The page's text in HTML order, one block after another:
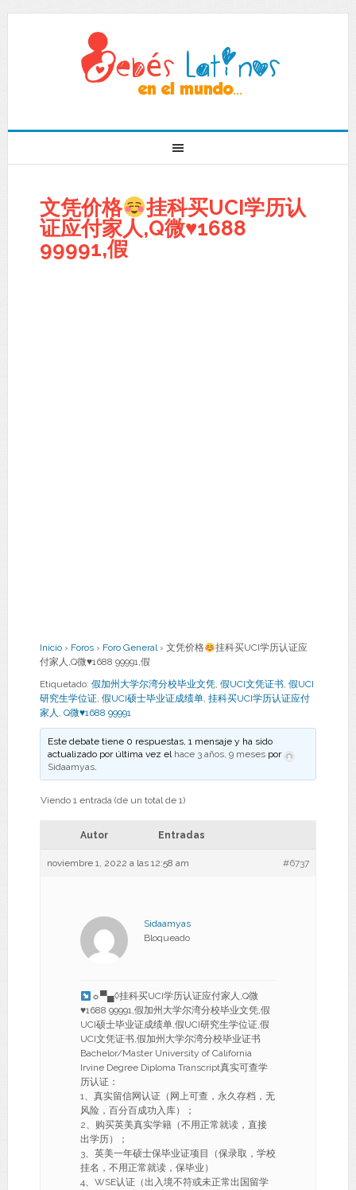
文凭价格
挂科买UCI学历认
证应付家人,Q微♥1688
99991,假
Inicio › Foros › Foro General › 文凭价格
挂科买UCI学历认证应
付家人,Q微♥1688 99991,假
Etiquetado: 假加州大学尔湾分校毕业文凭, 假UCI文凭证书, 假UCI
研究生学位证, 假UCI硕士毕业证成绩单, 挂科买UCI学历认证应付
家人 , Q微♥1688 99991
Este debate tiene 0 respuestas, 1 mensaje y ha sido
actualizado por última vez el hace 3 años, 9 meses por
Sidaamyas.
Viendo 1 entrada (de un total de 1)
Autor Entradas
noviembre 1, 2022 a las 12:58 am #6737
Sidaamyas
Bloqueado
☼▀▄◊挂科买UCI学历认证应付家人,Q微
♥1688 99991,假加州大学尔湾分校毕业文凭,假
UCI硕士毕业证成绩单,假UCI研究生学位证,假
UCI文凭证书,假加州大学尔湾分校毕业证书
Bachelor/Master University of California
Irvine Degree Diploma Transcript真实可查学
历认证：
1、真实留信网认证（网上可查，永久存档，无
风险，百分百成功入库）；
2、购买英美真实学籍（不用正常就读，直接
出学历）；
3、英美一年硕士保毕业证项目（保录取，学校
挂名，不用正常就读，保毕业）
4、WSE认证（出入境不符或未正常出国留学